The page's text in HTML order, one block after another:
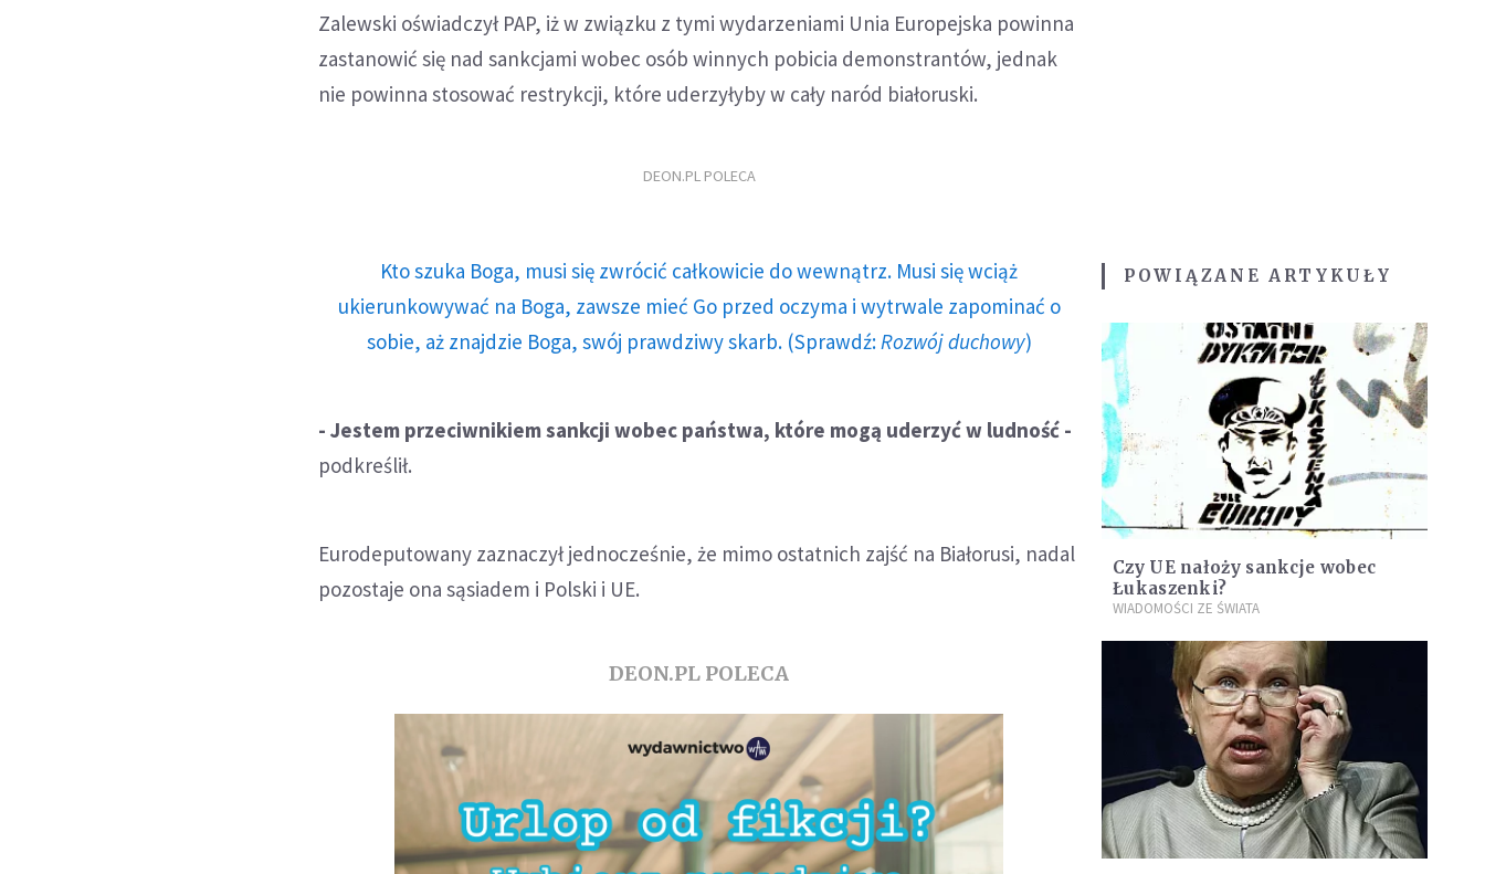
Zalewski oświadczył PAP, iż w związku z tymi wydarzeniami Unia Europejska powinna
zastanowić się nad sankcjami wobec osób winnych pobicia demonstrantów, jednak
nie powinna stosować restrykcji, które uderzyłyby w cały naród białoruski.
DEON.PL POLECA
Kto szuka Boga, musi się zwrócić całkowicie do wewnątrz. Musi się wciąż
ukierunkowywać na Boga, zawsze mieć Go przed oczyma i wytrwale zapominać o
sobie, aż znajdzie Boga, swój prawdziwy skarb. (Sprawdź: Rozwój duchowy)
- Jestem przeciwnikiem sankcji wobec państwa, które mogą uderzyć w ludność -
podkreślił.
Eurodeputowany zaznaczył jednocześnie, że mimo ostatnich zajść na Białorusi, nadal
pozostaje ona sąsiadem i Polski i UE.
DEON.PL POLECA
POWIĄZANE ARTYKUŁY
Czy UE nałoży sankcje wobec
Łukaszenki?
WIADOMOŚCI ZE ŚWIATA